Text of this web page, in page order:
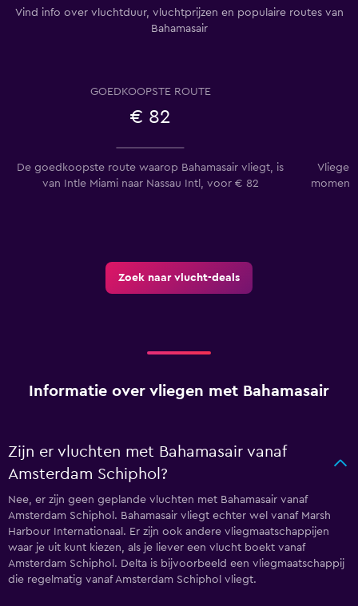
Vind info over vluchtduur, vluchtprijzen en populaire routes van
Bahamasair
GOEDKOOPSTE ROUTE
€ 82
De goedkoopste route waarop Bahamasair vliegt, is
van Intle Miami naar Nassau Intl, voor € 82
Vliegen
Zoek naar vlucht-deals
Informatie over vliegen met Bahamasair
Zijn er vluchten met Bahamasair vanaf
Amsterdam Schiphol?
Nee, er zijn geen geplande vluchten met Bahamasair vanaf
Amsterdam Schiphol. Bahamasair vliegt echter wel vanaf Marsh
Harbour Internationaal. Er zijn ook andere vliegmaatschappijen
waar je uit kunt kiezen, als je liever een vlucht boekt vanaf
Amsterdam Schiphol. Delta is bijvoorbeeld een vliegmaatschappij
die regelmatig vanaf Amsterdam Schiphol vliegt.